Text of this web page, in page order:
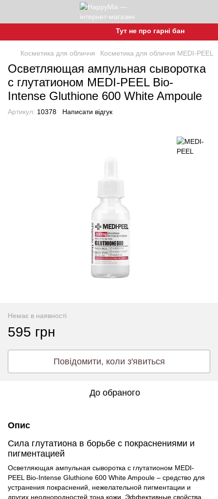
Тут не про гарні баночки, а
Косметика для обличчя Косметика для обличчя MEDI-PEEL
Осветляющая ампульная сыворотка
с глутатионом MEDI-PEEL Bio-
Intense Gluthione 600 White Ampoule
Артикул: 10378 Написати відгук
Немає в наявності
595 грн
Повідомити, коли з'явиться
До обраного
Опис
Сила глутатиона в борьбе с покраснениями и
пигментацией
Осветляющая ампульная сыворотка с глутатионом MEDI-
PEEL Bio-Intense Gluthione 600 White Ampoule – средство для
устранения покраснений, нежелательной пигментации и
других неоднородностей тона кожи. Эффективные свойства